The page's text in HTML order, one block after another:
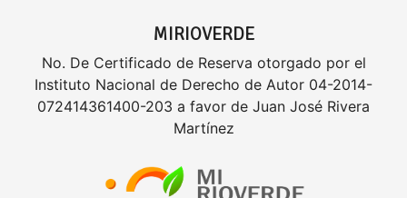
MIRIOVERDE
No. De Certificado de Reserva otorgado por el
Instituto Nacional de Derecho de Autor 04-2014-
072414361400-203 a favor de Juan José Rivera
Martínez